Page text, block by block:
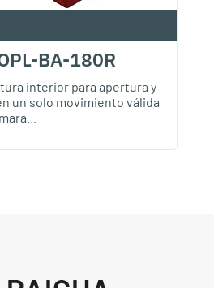
BA-180R
interior para apertura y
un solo movimiento válida